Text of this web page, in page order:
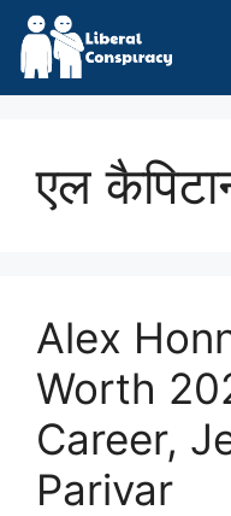
Skip
content
एल
Alex
Worth
Career,
Parivar